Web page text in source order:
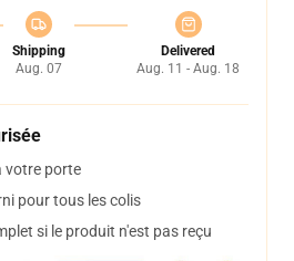
Shipping
Aug. 07
Delivered
Aug. 11 - Aug. 18
votre porte
pour tous les colis
si le produit n'est pas reçu